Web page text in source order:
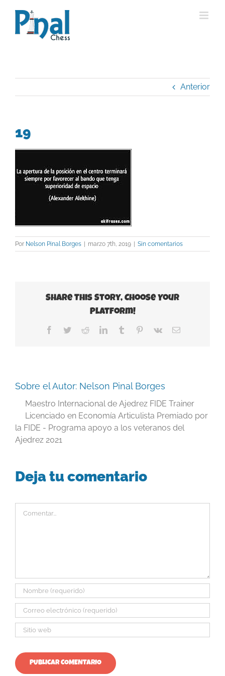
contenido
Anterior
19
Por Nelson Pinal Borges | marzo 7th, 2019 | Sin comentarios
Share This Story, Choose Your
Platform!
Facebook
TwitterRedditLinkedInTumblr Pinterest
Vk
Correo
Sobre el Autor: Nelson Pinal Borges
Maestro Internacional de Ajedrez FIDE Trainer
Licenciado en Economía Articulista Premiado por
la FIDE - Programa apoyo a los veteranos del
Ajedrez 2021
Deja tu comentario